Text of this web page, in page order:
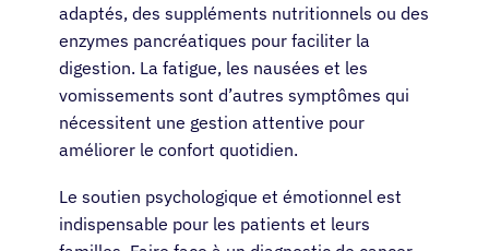
adaptés, des suppléments nutritionnels ou des
enzymes pancréatiques pour faciliter la
digestion. La fatigue, les nausées et les
vomissements sont d’autres symptômes qui
nécessitent une gestion attentive pour
améliorer le confort quotidien.
Le soutien psychologique et émotionnel est
indispensable pour les patients et leurs